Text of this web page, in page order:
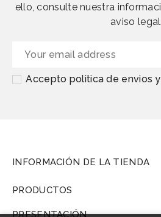
ello, consulte nuestra
aviso legal.
Accepto politica de envios
INFORMACIÓN DE LA TIENDA
PRODUCTOS
PRESENTACIÓN